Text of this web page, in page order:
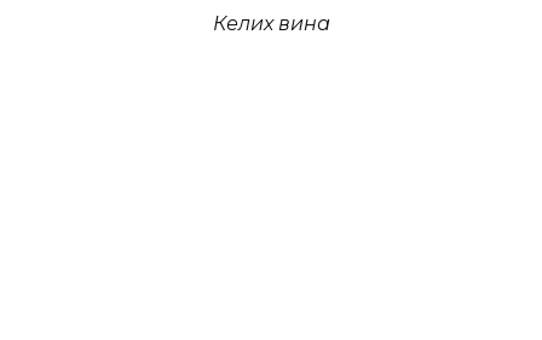
Келих вина